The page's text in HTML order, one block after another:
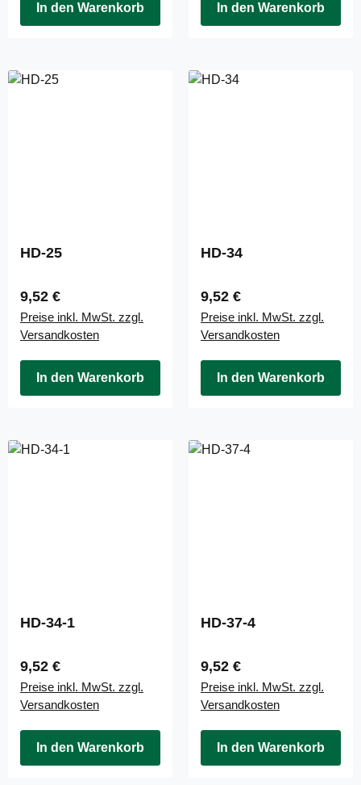
In den Warenkorb In den Warenkorb
HD-25
Regulärer Preis:
9,52 €
Preise inkl. MwSt. zzgl.
Versandkosten
In den Warenkorb
HD-34
Regulärer Preis:
9,52 €
Preise inkl. MwSt. zzgl.
Versandkosten
In den Warenkorb
HD-34-1
Regulärer Preis:
9,52 €
Preise inkl. MwSt. zzgl.
Versandkosten
In den Warenkorb
HD-37-4
Regulärer Preis:
9,52 €
Preise inkl. MwSt. zzgl.
Versandkosten
In den Warenkorb